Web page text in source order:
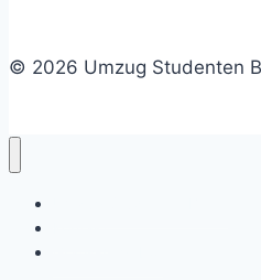
© 2026 Umzug Studenten